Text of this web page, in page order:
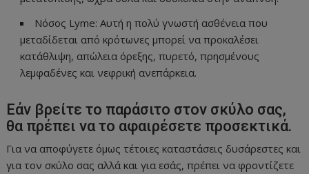
Νόσος Lyme: Αυτή η πολύ γνωστή ασθένεια που
μεταδίδεται από κρότωνες μπορεί να προκαλέσει
κατάθλιψη, απώλεια όρεξης, πυρετό, πρησμένους
λεμφαδένες και νεφρική ανεπάρκεια.
Εάν βρείτε το παράσιτο στον σκύλο σας,
θα πρέπει να το αφαιρέσετε προσεκτικά.
Για να αποφύγετε όμως τέτοιες καταστάσεις δυσάρεστες και
για τον σκύλο σας αλλά και για εσάς, πρέπει να φροντίζετε